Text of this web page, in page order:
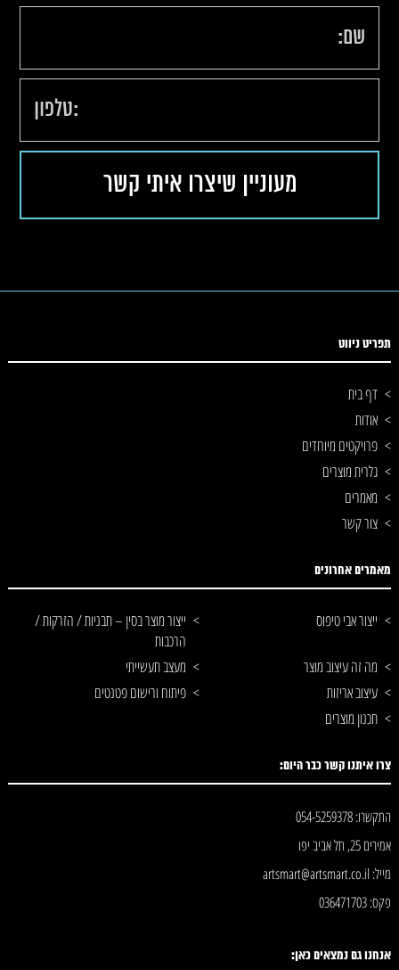
תפריט ניווט
דף בית
אודות
פרויקטים מיוחדים
גלרית מוצרים
מאמרים
צור קשר
מאמרים אחרונים
ייצור אבי טיפוס
ייצור מוצר בסין – תבניות / הזרקות /
הרכבות
מה זה עיצוב מוצר
מעצב תעשייתי
עיצוב אריזות
פיתוח ורישום פטנטים
תכנון מוצרים
צרו איתנו קשר כבר היום:
התקשרו: 054-5259378
אמירים 25, תל אביב יפו
מייל: artsmart@artsmart.co.il
פקס: 036471703
אנחנו גם נמצאים כאן: